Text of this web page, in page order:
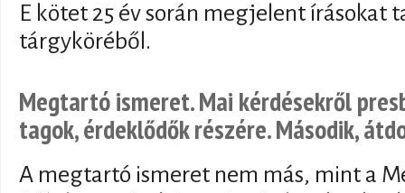
E kötet 25 év során megjelent írásokat
tárgyköréből.
Megtartó ismeret. Mai kérdésekről
tagok, érdeklődők részére. Második,
A megtartó ismeret nem más, mint a